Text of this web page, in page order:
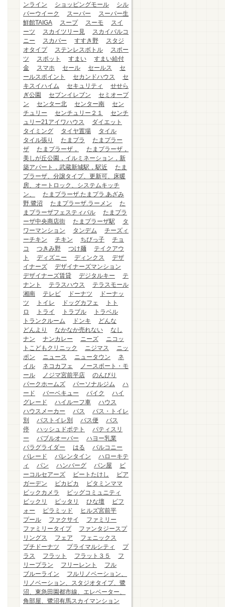
ンライン
ショッピングモール
シル
バーウイーク
スーパー
スーパー生
鮮館TAIGA
スープ スーモ
スイ
ーツ
スカイツリー見
スカイバルコ
ニー
スカパー すすき野
スタジ
オタイプ
ステンレスボトル
スポー
ツ
スポット すまい
すまい給付
金
スマホ セール セールス
セ
ールスポイント
セカンドハウス
セ
キスイハイム
セキュリティ
せせら
ぎ公園
セブンイレブン
セミオープ
ン
センター北 センター南
セン
チュリー
センチュリー２１
センチ
ュリー21アイワハウス
ダイエット
タイミング
タイヤ置場
タイル
タイル張り
たまプラ
たまプラー
ザ
たまプラーザ，
たまプラーザ，
美しが丘公園，イルミネーション，新
築アパート，武蔵新城駅，駅近
たま
プラーザ、分譲タイプ、更新可、床暖
房、オートロック、システムキッチ
ン、
たまプラーザ.たまプラ.あざみ
野.鷺沼
たまプラーザ.ラーメン
た
まプラーザフェスティバル
たまプラ
ーザ中央商店街
たまプラーザ駅
タ
ワーマンション
タンデム
チーズィ
ーチキン
チキン ちびっ子
チョ
コ
つきみ野 つけ麺
テイクアウ
ト
ディズニー ディンクス
デザ
イナーズ
デザイナーズマンション
デザイナーズ賃貸
デジタルキー
テ
ナント
テラスハウス
テラスモール
湘南
テレビ ドーナツ
ドーナッ
ツ
トイレ ドッグカフェ
トト
ロ
トライ トラブル
トラベル
トランクルーム
ドンキ
どんな
どんより
なかなか売れない
なし
ナン
ナンカレー ニーズ
ニコッ
トこどもクリニック
ニジマス
ニッ
ポン
ニュース ニュータウン
ネ
イル
ネコカフェ
ノースポート・モ
ール
ノジマ宮前平店
のんびり
パークホームズ
パーソナルジム
ハ
ード
バーベキュー バイク
ハイ
グレード
ハイルーフ車
ハウス
ハウスメーカー
バス
バス・トイレ
別
バストイレ別 バス便
バス
停
ハッシュドポテト
パティスリ
ー
バブルオーバー
ハヨー乳業
パラグライダー
はる
バルコニー
パレード
バレンタイン
ハローキテ
ィ
パン ハンバーグ パン屋
ビ
ーコルセアーズ
ビートたけし
ビア
ガーデン
ピカピカ
ビタミンママ
ビックカメラ
ビッグコミュニティ
ビックリ
ピッタリ ひな壇
ビフ
ォー
ピラミッド
ヒルズ宮前平
プール
ファクサイ
ファミリー
ファミリータイプ
ファンタジースプ
リングス
フェア
フェニックス
プチドーナツ
プライマルシティ
プ
ラス
フラット フラット３５
フ
リープラン
フリーレント
フル
ブルーライン
フルリノベーション、
リノベーション、スタジオタイプ、鷺
沼、東急田園都市線、エレベーター、
角部屋、鷺沼有馬スカイマンション